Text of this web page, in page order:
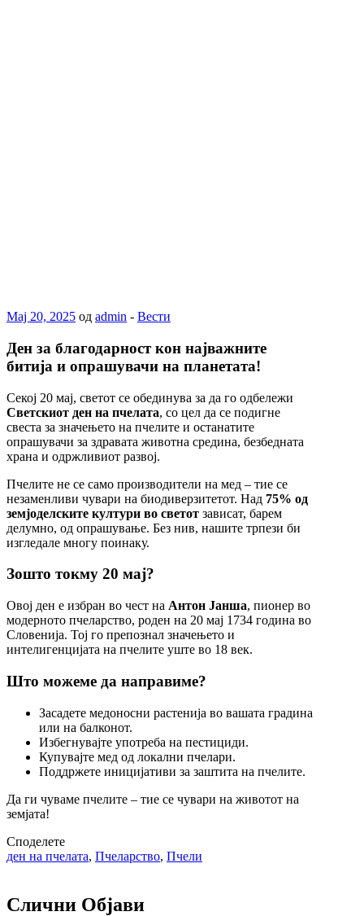
Maj 20, 2025 од admin - Вести
Ден за благодарност кон најважните
битија и опрашувачи на планетата!
Секој 20 мај, светот се обединува за да го одбележи
Светскиот ден на пчелата, со цел да се подигне
свеста за значењето на пчелите и останатите
опрашувачи за здравата животна средина, безбедната
храна и одржливиот развој.
Пчелите не се само производители на мед – тие се
незаменливи чувари на биодиверзитетот. Над 75% од
земјоделските култури во светот зависат, барем
делумно, од опрашување. Без нив, нашите трпези би
изгледале многу поинаку.
Зошто токму 20 мај?
Овој ден е избран во чест на Антон Јанша, пионер во
модерното пчеларство, роден на 20 мај 1734 година во
Словенија. Тој го препознал значењето и
интелигенцијата на пчелите уште во 18 век.
Што можеме да направиме?
Засадете медоносни растенија во вашата градина
или на балконот.
Избегнувајте употреба на пестициди.
Купувајте мед од локални пчелари.
Поддржете иницијативи за заштита на пчелите.
Да ги чуваме пчелите – тие се чувари на животот на
земјата!
Споделете
ден на пчелата, Пчеларство, Пчели
Слични Објави